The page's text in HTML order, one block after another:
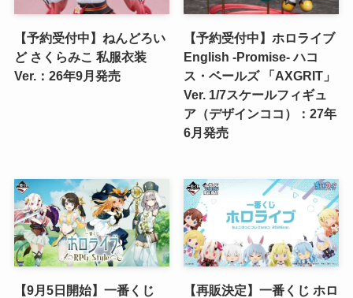
【予約受付中】ねんどろい
ど さくらみこ 私服衣装
Ver.：26年9月発売
【予約受付中】ホロライブ
English -Promise- ハコ
ス・ベールズ 「AXGRIT」
Ver. 1/7スケールフィギュ
ア（デザインココ）：27年
6月発売
【9月5日開始】一番くじ
【再販決定】一番くじ ホロ